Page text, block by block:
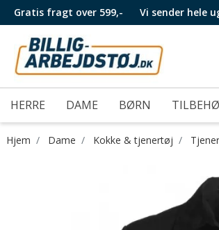
Gratis fragt over 599,- Vi sender hele
HERRE DAME BØRN
Hjem Dame Kokke & tjenertøj